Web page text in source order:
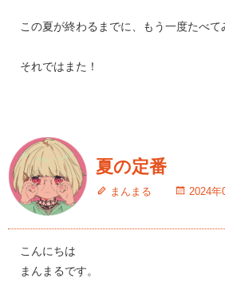
この夏が終わるまでに、もう一度たべて
それではまた！
夏の定番
まんまる 2024年
こんにちは
まんまるです。